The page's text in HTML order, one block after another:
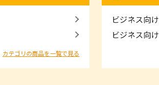
カテゴリの商品を一覧で見る
ビジネス向
ビジネス向